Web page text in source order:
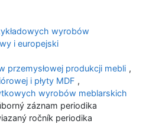
wyrobów
i europejski
przemysłowej produkcji mebli ,
i płyty MDF ,
wyrobów meblarskich
záznam periodika
ročník periodika